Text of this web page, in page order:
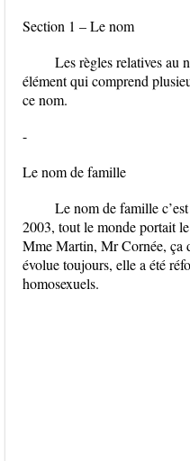
Section 1 – Le nom
Les règles relatives au
élément qui comprend
ce nom.
-
Le nom de famille
Le nom de famille
2003, tout le monde portait
Mme Martin, Mr Cornée, ça
évolue toujours, elle a été
homosexuels.